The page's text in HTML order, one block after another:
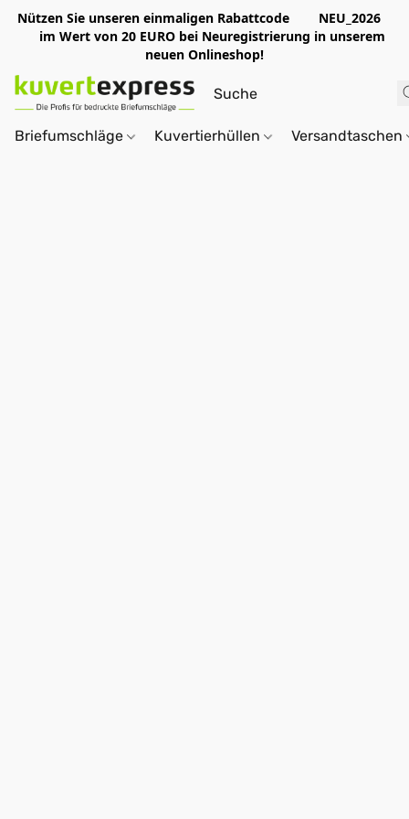
Nützen Sie unseren einmaligen Rabattcode NEU_2026
im Wert von 20 EURO bei Neuregistrierung in unserem
neuen Onlineshop!
Briefumschläge Kuvertierhüllen Versandtaschen